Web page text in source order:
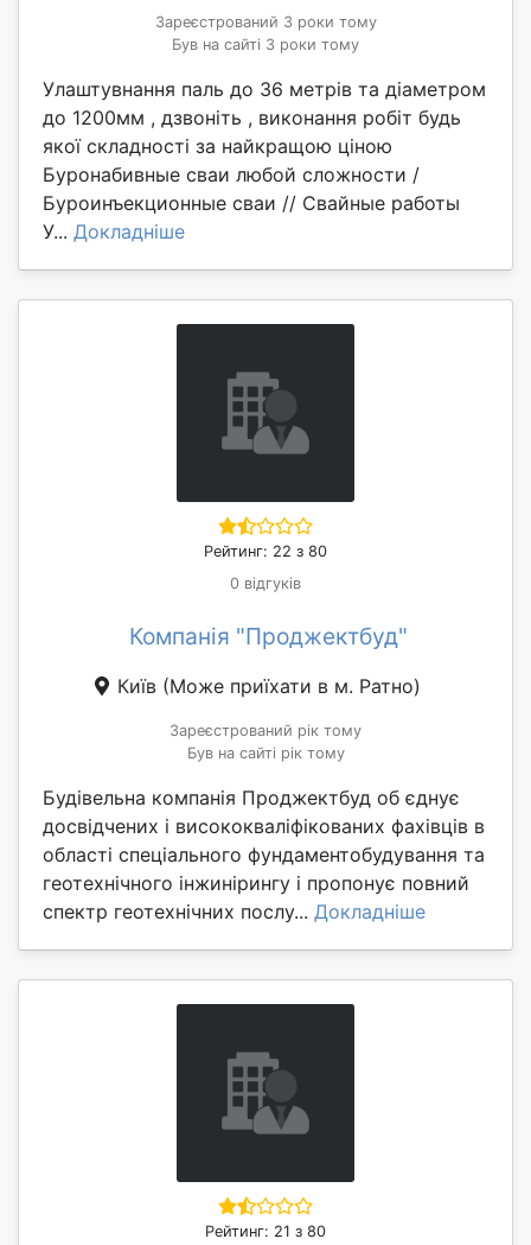
Зареєстрований 3 роки тому
Був на сайті 3 роки тому
Улаштувнання паль до 36 метрів та діаметром
до 1200мм , дзвоніть , виконання робіт будь
якої складності за найкращою ціною
Буронабивные сваи любой сложности /
Буроинъекционные сваи // Свайные работы
У... Докладніше
Рейтинг: 22 з 80
0 відгуків
Компанія "Проджектбуд"
Київ (Може приїхати в м. Ратно)
Зареєстрований рік тому
Був на сайті рік тому
Будівельна компанія Проджектбуд об єднує
досвідчених і висококваліфікованих фахівців в
області спеціального фундаментобудування та
геотехнічного інжинірингу і пропонує повний
спектр геотехнічних послу... Докладніше
Рейтинг: 21 з 80